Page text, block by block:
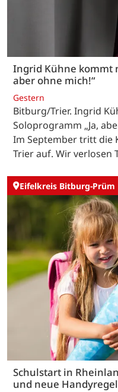
Ingrid Kühne kommt
aber ohne mich!“
Gestern
Bitburg/Trier. Ingrid
Soloprogramm „Ja,
Im September tritt die
Trier auf. Wir verlosen
Eifelkreis Bitburg-Prüm
Schulstart in
und neue